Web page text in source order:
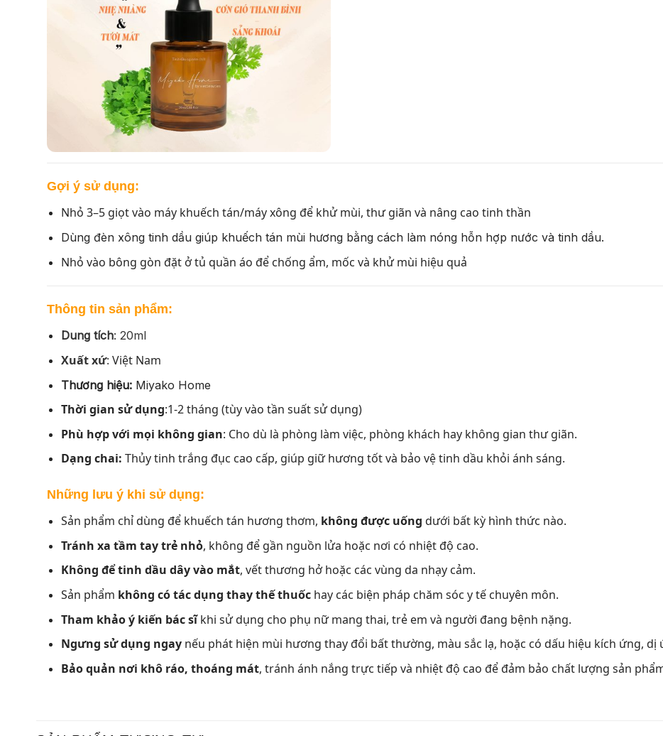
Gợi ý sử dụng:
Nhỏ 3–5 giọt vào máy khuếch tán/máy xông để khử mùi, thư giãn và nâng cao tinh thần
Dùng đèn xông tinh dầu giúp khuếch tán mùi hương bằng cách làm nóng hỗn hợp nước và tinh dầu.
Nhỏ vào bông gòn đặt ở tủ quần áo để chống ẩm, mốc và khử mùi hiệu quả
Thông tin sản phẩm:
Dung tích: 20ml
Xuất xứ: Việt Nam
Thương hiệu: Miyako Home
Thời gian sử dụng:1-2 tháng (tùy vào tần suất sử dụng)
Phù hợp với mọi không gian: Cho dù là phòng làm việc, phòng khách hay không gian thư giãn.
Dạng chai: Thủy tinh trắng đục cao cấp, giúp giữ hương tốt và bảo vệ tinh dầu khỏi ánh sáng.
Những lưu ý khi sử dụng:
Sản phẩm chỉ dùng để khuếch tán hương thơm, không được uống dưới bất kỳ hình thức nào.
Tránh xa tầm tay trẻ nhỏ, không để gần nguồn lửa hoặc nơi có nhiệt độ cao.
Không để tinh dầu dây vào mắt, vết thương hở hoặc các vùng da nhạy cảm.
Sản phẩm không có tác dụng thay thế thuốc hay các biện pháp chăm sóc y tế chuyên môn.
Tham khảo ý kiến bác sĩkhi sử dụng cho phụ nữ mang thai, trẻ em và người đang bệnh nặng.
Ngưng sử dụng ngay nếu phát hiện mùi hương thay đổi bất thường, màu sắc lạ, hoặc có dấu hiệu kích ứng, dị
Bảo quản nơi khô ráo, thoáng mát, tránh ánh nắng trực tiếp và nhiệt độ cao để đảm bảo chất lượng sản